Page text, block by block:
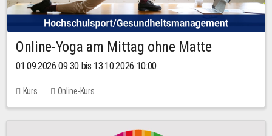
Online-Yoga am Mittag ohne Matte
01.09.2026 09:30 bis 13.10.2026 10:00
Kurs Online-Kurs